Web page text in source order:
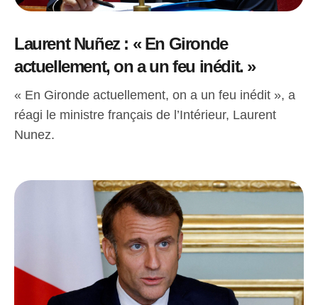
Laurent Nuñez : « En Gironde
actuellement, on a un feu inédit. »
« En Gironde actuellement, on a un feu inédit », a
réagi le ministre français de l’Intérieur, Laurent
Nunez.